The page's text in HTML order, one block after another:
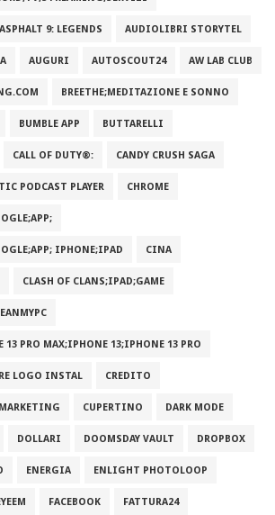
ASPHALT 9: LEGENDS AUDIOLIBRI STORYTEL
AUGURI AUTOSCOUT24 AW LAB CLUB
BREETHE;MEDITAZIONE E SONNO
BUMBLE APP BUTTARELLI
CALL OF DUTY®: CANDY CRUSH SAGA
PODCAST PLAYER CHROME
IPHONE;IPAD CINA
CLASH OF CLANS;IPAD;GAME
13 PRO MAX;IPHONE 13;IPHONE 13 PRO
LOGO INSTAL CREDITO
CUPERTINO DARK MODE
DOLLARI DOOMSDAY VAULT DROPBOX
ENERGIA ENLIGHT PHOTOLOOP
FACEBOOK FATTURA24